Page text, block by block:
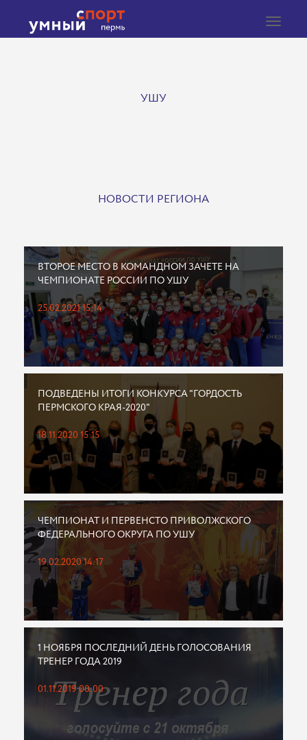
Toggle
УШУ
НОВОСТИ РЕГИОНА
ВТОРОЕ МЕСТО В КОМАНДНОМ ЗАЧЕТЕ НА
ЧЕМПИОНАТЕ РОССИИ ПО УШУ
25.02.2021 15:14
ПОДВЕДЕНЫ ИТОГИ КОНКУРСА "ГОРДОСТЬ
ПЕРМСКОГО КРАЯ-2020"
18.11.2020 15:15
ЧЕМПИОНАТ И ПЕРВЕНСТО ПРИВОЛЖСКОГО
ФЕДЕРАЛЬНОГО ОКРУГА ПО УШУ
19.02.2020 14:17
1 НОЯБРЯ ПОСЛЕДНИЙ ДЕНЬ ГОЛОСОВАНИЯ
ТРЕНЕР ГОДА 2019
01.11.2019 00:00